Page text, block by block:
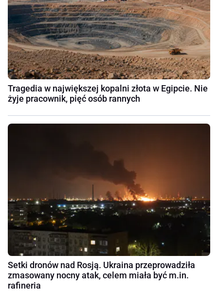
Tragedia w największej kopalni złota w Egipcie. Nie
żyje pracownik, pięć osób rannych
Setki dronów nad Rosją. Ukraina przeprowadziła
zmasowany nocny atak, celem miała być m.in.
rafineria